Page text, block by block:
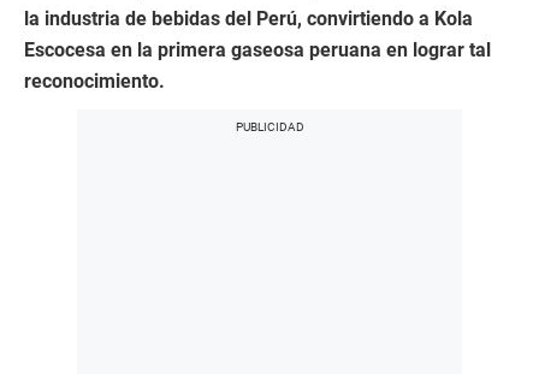
la industria de bebidas del Perú, convirtiendo a Kola
Escocesa en la primera gaseosa peruana en lograr tal
reconocimiento.